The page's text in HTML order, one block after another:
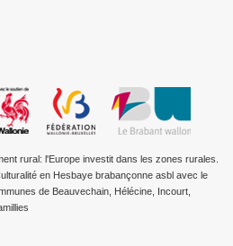
rural: l'Europe investit dans les zones rurales.
en Hesbaye brabançonne asbl avec le
de Beauvechain, Hélécine, Incourt,